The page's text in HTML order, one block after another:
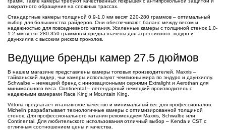
аккуратного обращения на сложных трассах.
Стандартные камеры толщиной 0.9-1.0 мм весят 220-280 граммов – оптимальный
выбор для большинства райдеров. Они обеспечивают баланс между весом и
надежностью для повседневного катания. Усиленные камеры с толщиной стенок 1.0-
1.2 мм весят 280-350 граммов и предназначены для агрессивного эндуро и
даунхилла с высоким риском проколов.
Ведущие бренды камер 27.5 дюймов
В нашем магазине представлены камеры топовых производителей. Maxxis –
тайваньский лидер, чьи камеры используют чемпионы мира по эндуро и даунхиллу.
Schwalbe – немецкий бренд с инновационными сериями Extralight и Aerothan для
минимального веса. Continental – легендарный немецкий производитель с
надежными камерами Race King и Mountain King.
Vittoria предлагает итальянское качество и минимальный вес для профессионалов.
Michelin разрабатывает технологичные камеры с оптимизированной толщиной
стенок. Для профессионального катания рекомендуем Maxxis, Schwalbe или
Continental. Для любительского использования отличный выбор – Kenda и CST с
отличным соотношением цены и качества.